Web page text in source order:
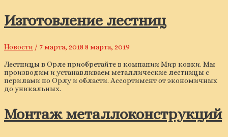
Изготовление лестниц
Новости / 7 марта, 2018 8 марта, 2019
Лестницы в Орле приобретайте в компании Мир ковки. Мы
производим и устанавливаем металлические лестницы с
перилами по Орлу и области. Ассортимент от экономичных
до уникальных.
Монтаж металлоконструкций